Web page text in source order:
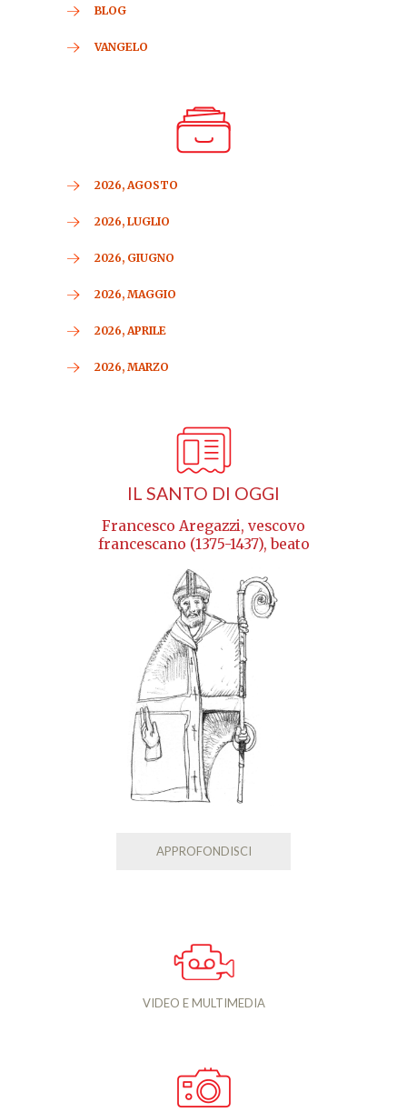
BLOG
VANGELO
2026, AGOSTO
2026, LUGLIO
2026, GIUGNO
2026, MAGGIO
2026, APRILE
2026, MARZO
IL SANTO DI OGGI
Francesco Aregazzi, vescovo
francescano (1375-1437), beato
APPROFONDISCI
VIDEO E MULTIMEDIA